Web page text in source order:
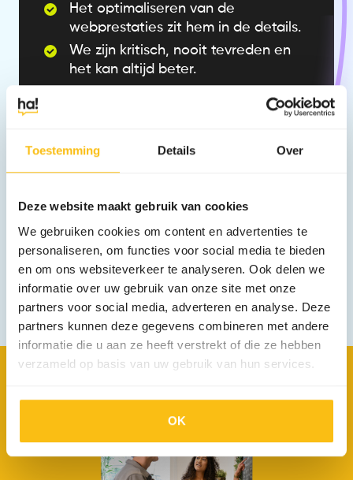
Toestemming Details Over
Deze website maakt gebruik van cookies
We gebruiken cookies om content en advertenties te
personaliseren, om functies voor social media te bieden
en om ons websiteverkeer te analyseren. Ook delen we
informatie over uw gebruik van onze site met onze
partners voor social media, adverteren en analyse. Deze
partners kunnen deze gegevens combineren met andere
informatie die u aan ze heeft verstrekt of die ze hebben
verzameld op basis van uw gebruik van hun services.
OK
Het optimaliseren van de
webprestaties zit hem in de details.
We zijn kritisch, nooit tevreden en
het kan altijd beter.
Ontdek hoe wij werken
Lees het